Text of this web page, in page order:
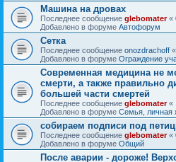
Машина на дровах
Последнее сообщение glebomater«
Добавлено в форуме Автофорум
Сетка
Последнее сообщение onozdrachoff «
Добавлено в форуме Ограждение
Современная медицина не
смерти, а также правильно
большей части смертей
Последнее сообщение glebomater«
Добавлено в форуме Семья, личная
собираем подписи под
Последнее сообщение glebomater«
Добавлено в форуме Общий
После аварии - дороже!